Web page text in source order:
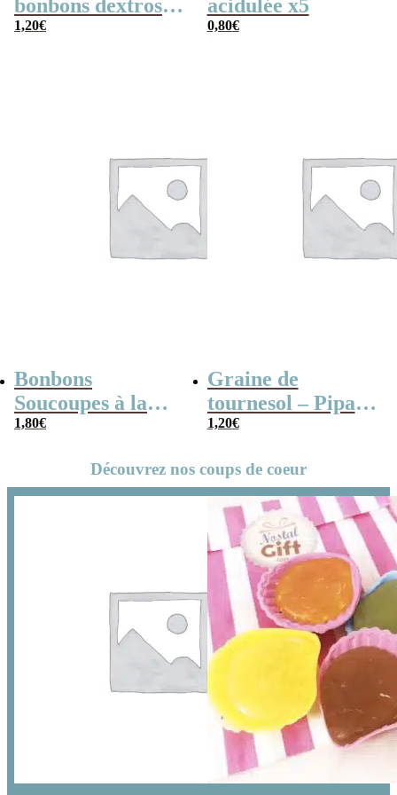
bonbons dextrose
x2
1,20€
acidulée x5
0,80€
Bonbons
Soucoupes à la
poudre (x20)
1,80€
Graine de
tournesol – Pipas
x 3
1,20€
Découvrez nos coups de coeur